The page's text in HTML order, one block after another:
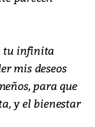
tu infinita
mis deseos
para que
y el bienestar